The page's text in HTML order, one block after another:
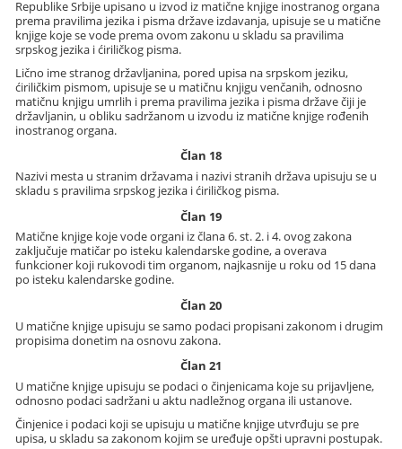
Republike Srbije upisano u izvod iz matične knjige inostranog organa
prema pravilima jezika i pisma države izdavanja, upisuje se u matične
knjige koje se vode prema ovom zakonu u skladu sa pravilima
srpskog jezika i ćiriličkog pisma.
Lično ime stranog državljanina, pored upisa na srpskom jeziku,
ćiriličkim pismom, upisuje se u matičnu knjigu venčanih, odnosno
matičnu knjigu umrlih i prema pravilima jezika i pisma države čiji je
državljanin, u obliku sadržanom u izvodu iz matične knjige rođenih
inostranog organa.
Član 18
Nazivi mesta u stranim državama i nazivi stranih država upisuju se u
skladu s pravilima srpskog jezika i ćiriličkog pisma.
Član 19
Matične knjige koje vode organi iz člana 6. st. 2. i 4. ovog zakona
zaključuje matičar po isteku kalendarske godine, a overava
funkcioner koji rukovodi tim organom, najkasnije u roku od 15 dana
po isteku kalendarske godine.
Član 20
U matične knjige upisuju se samo podaci propisani zakonom i drugim
propisima donetim na osnovu zakona.
Član 21
U matične knjige upisuju se podaci o činjenicama koje su prijavljene,
odnosno podaci sadržani u aktu nadležnog organa ili ustanove.
Činjenice i podaci koji se upisuju u matične knjige utvrđuju se pre
upisa, u skladu sa zakonom kojim se uređuje opšti upravni postupak.